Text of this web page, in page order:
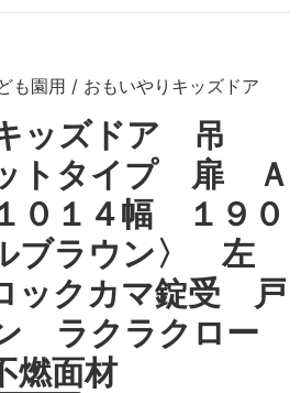
も園用 / おもいやりキッズドア
ッズドア 吊
トタイプ 扉 Ａ
０１４幅 １９０
ブラウン〉 左
ックカマ錠受 戸
ラクラクロー
燃面材